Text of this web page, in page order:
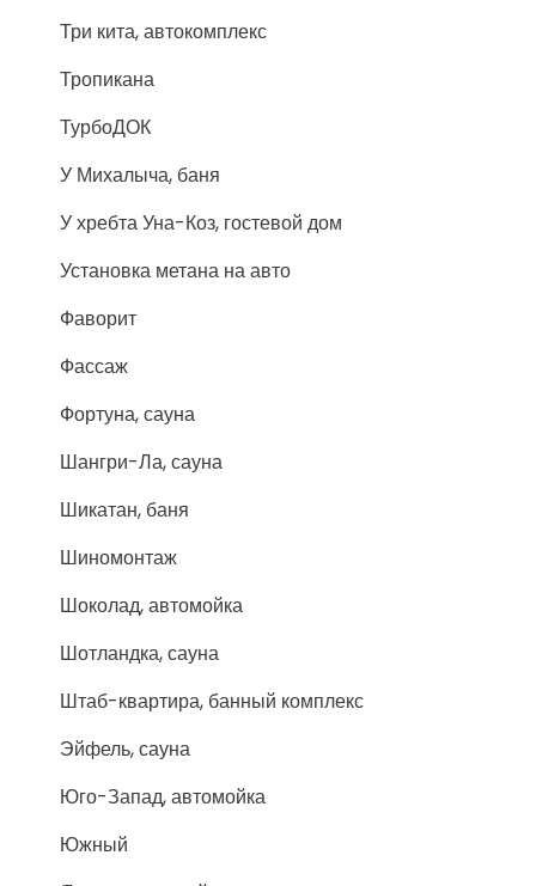
Три кита, автокомплекс
Тропикана
ТурбоДОК
У Михалыча, баня
У хребта Уна-Коз, гостевой дом
Установка метана на авто
Фаворит
Фассаж
Фортуна, сауна
Шангри-Ла, сауна
Шикатан, баня
Шиномонтаж
Шоколад, автомойка
Шотландка, сауна
Штаб-квартира, банный комплекс
Эйфель, сауна
Юго-Запад, автомойка
Южный